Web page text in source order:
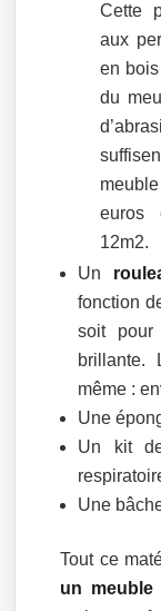
Cette
aux
en
du
euros
12m2.
Un
fonction
soit pour
brillante.
même :
Une
Un kit
Une
Tout ce
un